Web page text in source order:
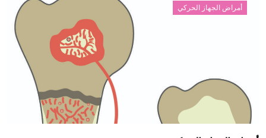
أمراض الجهاز الحركي